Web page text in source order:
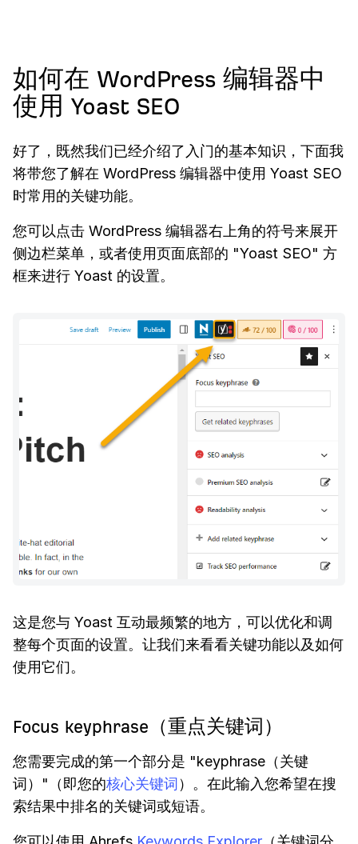
如何在 WordPress 编辑器中
使用 Yoast SEO
好了，既然我们已经介绍了入门的基本知识，下面我
将带您了解在 WordPress 编辑器中使用 Yoast SEO
时常用的关键功能。
您可以点击 WordPress 编辑器右上角的符号来展开
侧边栏菜单，或者使用页面底部的 "Yoast SEO" 方
框来进行 Yoast 的设置。
这是您与 Yoast 互动最频繁的地方，可以优化和调
整每个页面的设置。让我们来看看关键功能以及如何
使用它们。
Focus keyphrase（重点关键词）
您需要完成的第一个部分是 "keyphrase（关键
词）"（即您的核心关键词）。在此输入您希望在搜
索结果中排名的关键词或短语。